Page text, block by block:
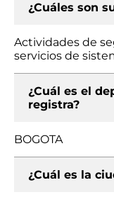
¿Cuáles son
Actividades de
servicios de
¿Cuál es el
registra?
BOGOTA
¿Cuál es la